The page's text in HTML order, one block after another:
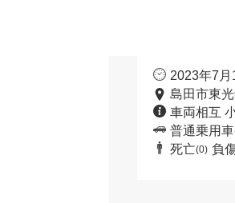
2023年7
島田市東
車両相互
普通乗用車
死亡(0) 負